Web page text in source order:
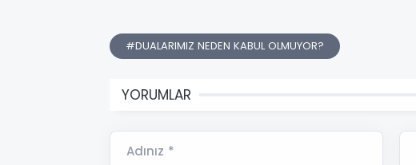
#DUALARIMIZ NEDEN KABUL OLMUYOR?
YORUMLAR
Adınız *